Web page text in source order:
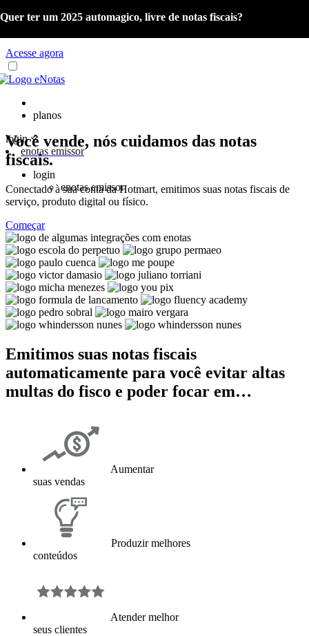
Já é cliente eNotas? Acesse o material com as orientações sobre a
Acesse agora
Quer ter um 2025 automagico, livre de notas fiscais?
planos
login
enotas emissor
login
enotas emissor
Você vende, nós cuidamos das notas
fiscais.
Conectado à sua conta da Hotmart, emitimos suas notas fiscais de
serviço, produto digital ou físico.
Começar
Emitimos suas notas fiscais
automaticamente para você evitar altas
multas do fisco e poder focar em…
Aumentar
suas vendas
Produzir melhores
conteúdos
Atender melhor
seus clientes